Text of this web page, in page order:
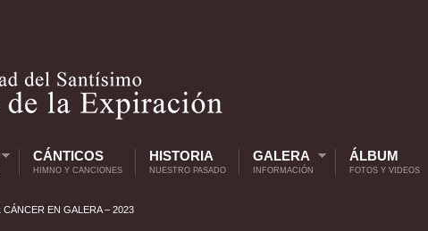
CÁNTICOS
HIMNO Y CANCIONES
HISTORIA
NUESTRO PASADO
GALERA
INFORMACIÓN
ÁLBUM
FOTOS Y VIDEOS
CÁNCER EN GALERA – 2023